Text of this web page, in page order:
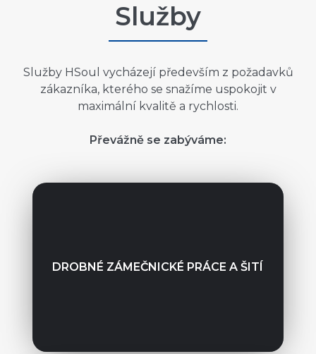
Služby
Služby HSoul vycházejí především z požadavků
zákazníka, kterého se snažíme uspokojit v
maximální kvalitě a rychlosti.
Převážně se zabýváme:
DROBNÉ ZÁMEČNICKÉ PRÁCE A ŠITÍ